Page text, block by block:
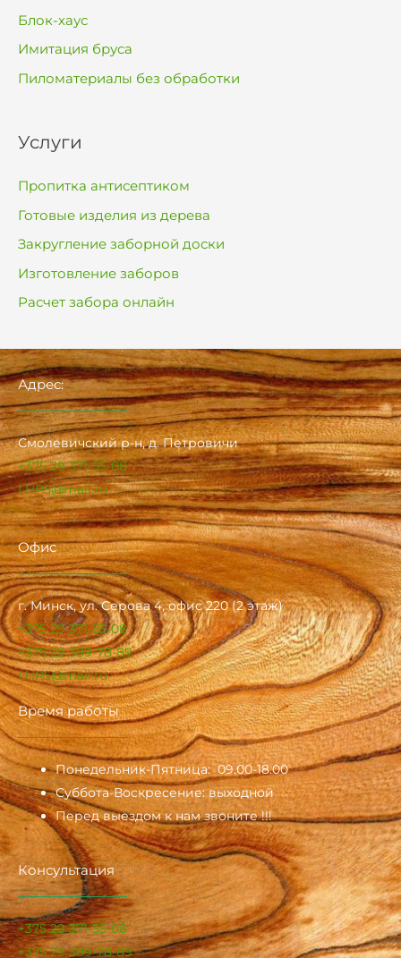
Блок-хаус
Имитация бруса
Пиломатериалы без обработки
Услуги
Пропитка антисептиком
Готовые изделия из дерева
Закругление заборной доски
Изготовление заборов
Расчет забора онлайн
Адрес:
Смолевичский р-н, д. Петровичи
+375 29 371-55-08
LHP5@mail.ru
Офис
г. Минск, ул. Серова 4, офис 220 (2 этаж)
+375 29 371-55-08
+375 29 389-78-89
LHP5@mail.ru
Время работы
Понедельник-Пятница: 09.00-18.00
Суббота-Воскресение: выходной
Перед выездом к нам звоните !!!
Консультация
+375 29 371-55-08
+375 29 389-78-89